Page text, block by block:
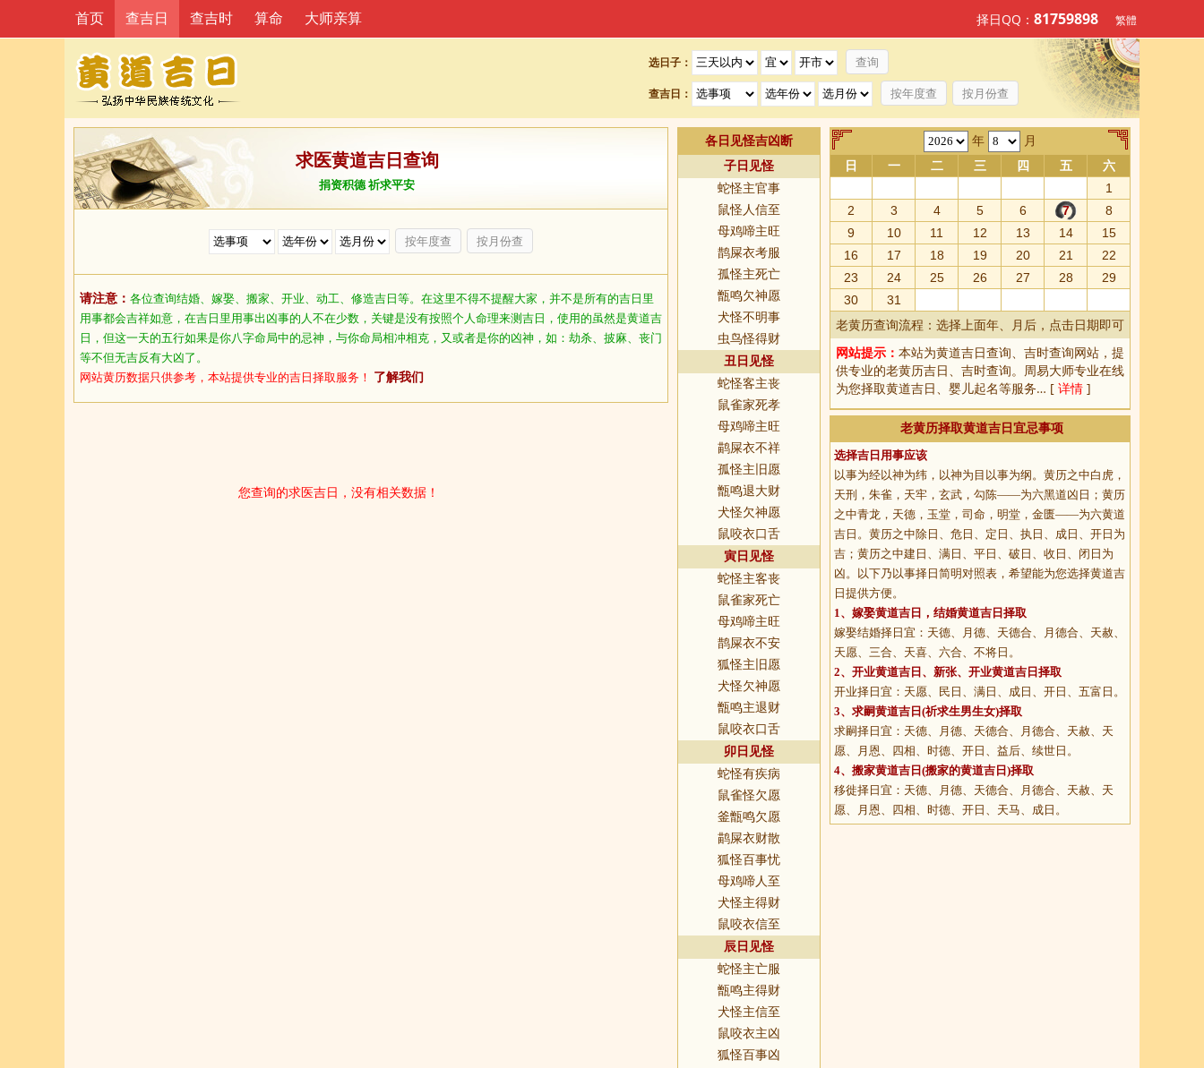
选日子：
查吉日： 按年度查 按月份查
首页 查吉日 查吉时 算命 大师亲算 择日QQ： 81759898 繁體
求医黄道吉日查询
捐资积德 祈求平安
按年度查 按月份查
请注意： 各位查询结婚、嫁娶、搬家、开业、动工、修造吉日等。在这里不得不提醒大家，并不是所有的吉日里
用事都会吉祥如意，在吉日里用事出凶事的人不在少数，关键是没有按照个人命理来测吉日，使用的虽然是黄道吉
日，但这一天的五行如果是你八字命局中的忌神，与你命局相冲相克，又或者是你的凶神，如：劫杀、披麻、丧门
等不但无吉反有大凶了。
网站黄历数据只供参考，本站提供专业的吉日择取服务！ 了解我们
您查询的求医吉日，没有相关数据！
各日见怪吉凶断
子日见怪
蛇怪主官事
鼠怪人信至
母鸡啼主旺
鹊屎衣考服
孤怪主死亡
甑鸣欠神愿
犬怪不明事
虫鸟怪得财
丑日见怪
蛇怪客主丧
鼠雀家死孝
母鸡啼主旺
鹋屎衣不祥
孤怪主旧愿
甑鸣退大财
犬怪欠神愿
鼠咬衣口舌
寅日见怪
蛇怪主客丧
鼠雀家死亡
母鸡啼主旺
鹊屎衣不安
狐怪主旧愿
犬怪欠神愿
甑鸣主退财
鼠咬衣口舌
卯日见怪
蛇怪有疾病
鼠雀怪欠愿
釜甑鸣欠愿
鹋屎衣财散
狐怪百事忧
母鸡啼人至
犬怪主得财
鼠咬衣信至
辰日见怪
蛇怪主亡服
甑鸣主得财
犬怪主信至
鼠咬衣主凶
狐怪百事凶
年 月
日 一 二 三 四 五
六
1
2
3 4 5 6 7
8
9
10 11 12 13 14
15
16
17 18 19 20 21
22
23
24 25 26 27 28
29
30
31
老黄历查询流程：选择上面年、月后，点击日期即可
网站提示： 本站为黄道吉日查询、 吉时查询网站，提
供专业的老黄历吉日、吉时查询。周易大师专业在线
为您择取黄道吉日、婴儿起名等服务… [ 详情 ]
老黄历择取黄道吉日宜忌事项
选择吉日用事应该
以事为经以神为纬，以神为目以事为纲。黄历之中白虎，
天刑，朱雀，天牢，玄武，勾陈——为六黑道凶日；黄历
之中青龙，天德，玉堂，司命，明堂，金匮——为六黄道
吉日。黄历之中除日、危日、定日、执日、成日、开日为
吉；黄历之中建日、满日、平日、破日、收日、闭日为
凶。以下乃以事择日简明对照表，希望能为您选择黄道吉
日提供方便。
1、 嫁娶黄道吉日 ，结婚黄道吉日择取
嫁娶结婚择日宜：天德、月德、天德合、月德合、天赦、
天愿、三合、天喜、六合、不将日。
2、 开业黄道吉日 、新张、开业黄道吉日择取
开业择日宜：天愿、民日、满日、成日、开日、五富日。
3、 求嗣黄道吉日 (祈求生男生女)择取
求嗣择日宜：天德、月德、天德合、月德合、天赦、天
愿、月恩、四相、时德、开日、益后、续世日。
4、 搬家黄道吉日 (搬家的黄道吉日)择取
移徙择日宜：天德、月德、天德合、月德合、天赦、天
愿、月恩、四相、时德、开日、天马、成日。